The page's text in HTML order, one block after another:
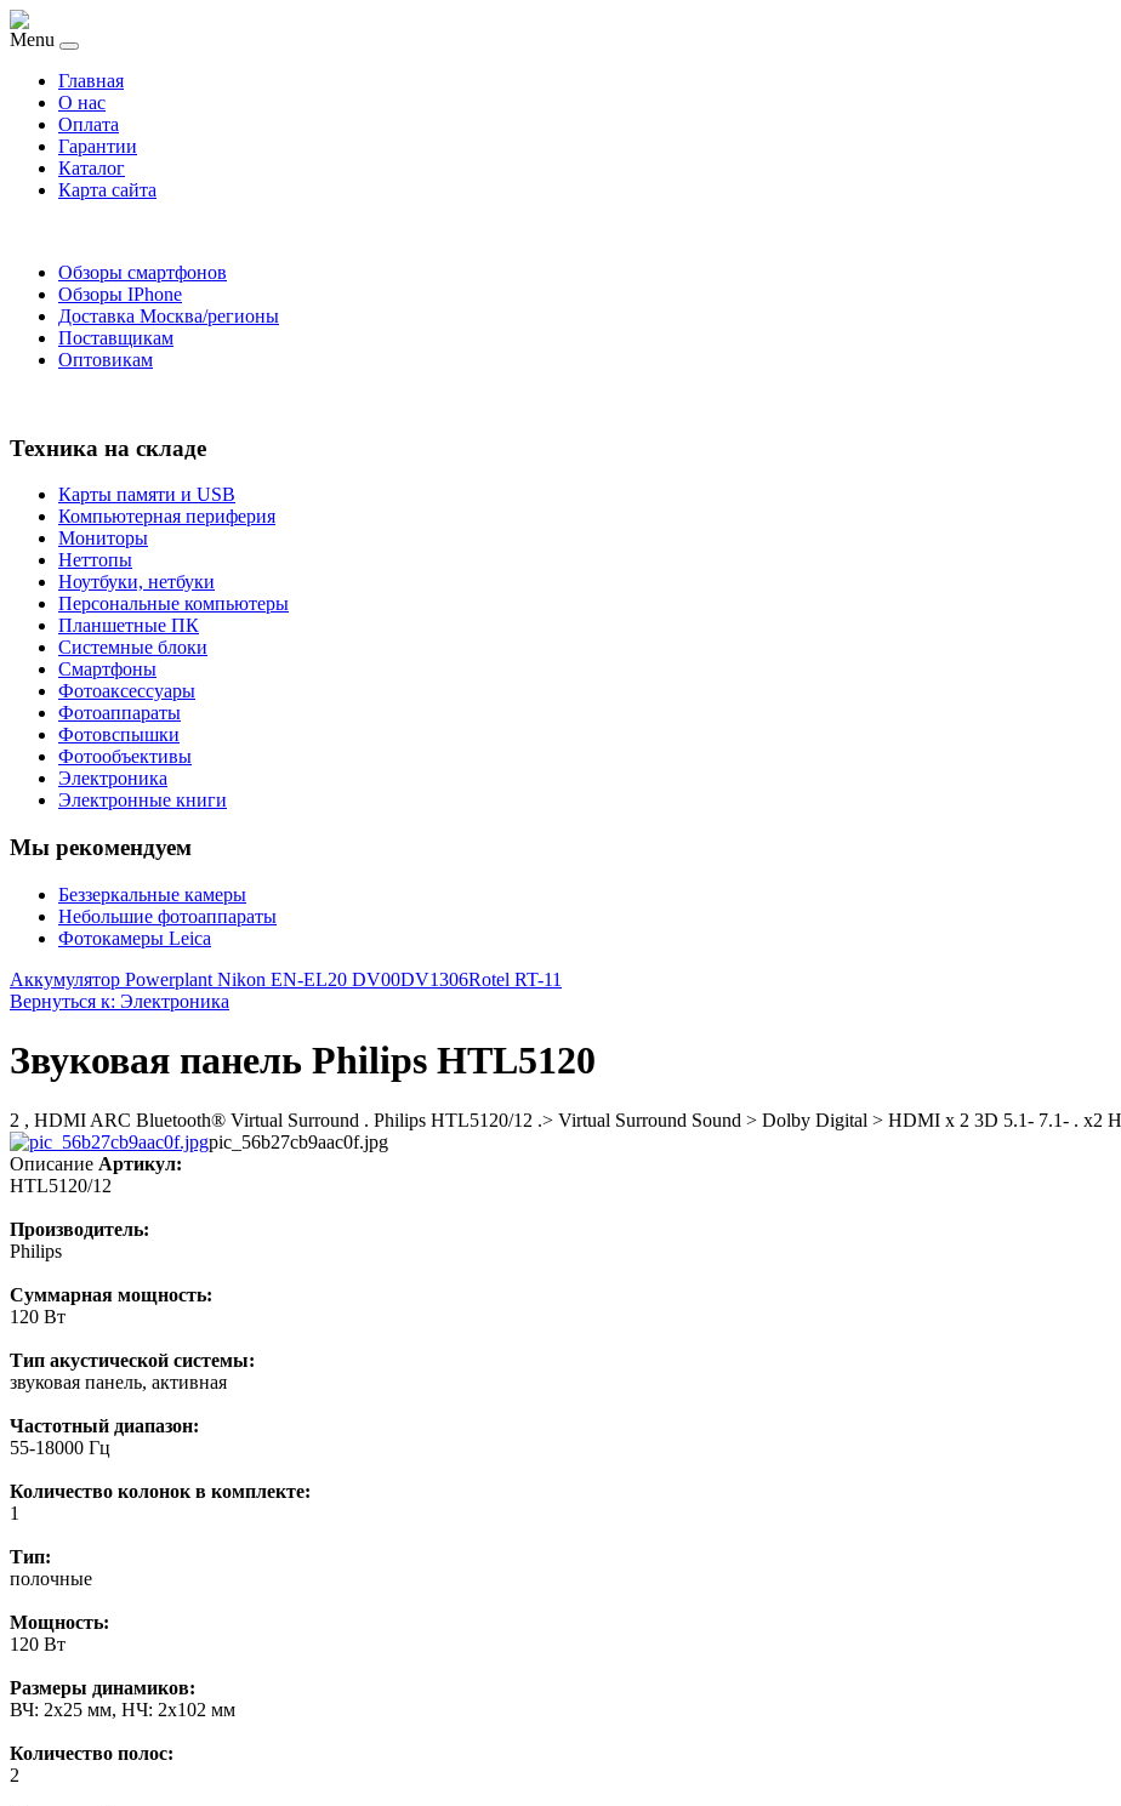
Menu
Главная
O нас
Оплата
Гарантии
Каталог
Карта сайта
Обзоры смартфонов
Обзоры IPhone
Доставка Москва/регионы
Поставщикам
Оптовикам
Техника на складе
Карты памяти и USB
Компьютерная периферия
Мониторы
Неттопы
Ноутбуки, нетбуки
Персональные компьютеры
Планшетные ПК
Системные блоки
Смартфоны
Фотоаксессуары
Фотоаппараты
Фотовспышки
Фотообъективы
Электроника
Электронные книги
Мы рекомендуем
Беззеркальные камеры
Небольшие фотоаппараты
Фотокамеры Leica
Аккумулятор Powerplant Nikon EN-EL20 DV00DV1306Rotel RT-11
Вернуться к: Электроника
Звуковая панель Philips HTL5120
2 , HDMI ARC Bluetooth® Virtual Surround . Philips HTL5120/12 .> Virtual Surround Sound > Dolby Digital > HDMI x 2 3D 5.1- 7.1- . x2
pic_56b27cb9aac0f.jpg
Описание Артикул:
HTL5120/12
Производитель:
Philips
Суммарная мощность:
120 Вт
Тип акустической системы:
звуковая панель, активная
Частотный диапазон:
55-18000 Гц
Количество колонок в комплекте:
1
Тип:
полочные
Мощность:
120 Вт
Размеры динамиков:
ВЧ: 2x25 мм, НЧ: 2x102 мм
Количество полос:
2